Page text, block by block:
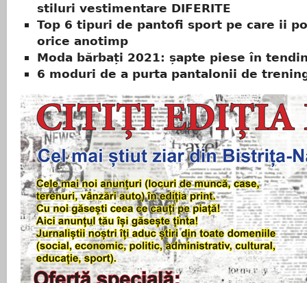
stiluri vestimentare DIFERITE
Top 6 tipuri de pantofi sport pe care ii
orice anotimp
Moda bărbați 2021: șapte piese în
6 moduri de a purta pantalonii de